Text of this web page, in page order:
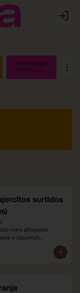
Login
surtidos
mini alfajores
y lúcuma)
están expresados en